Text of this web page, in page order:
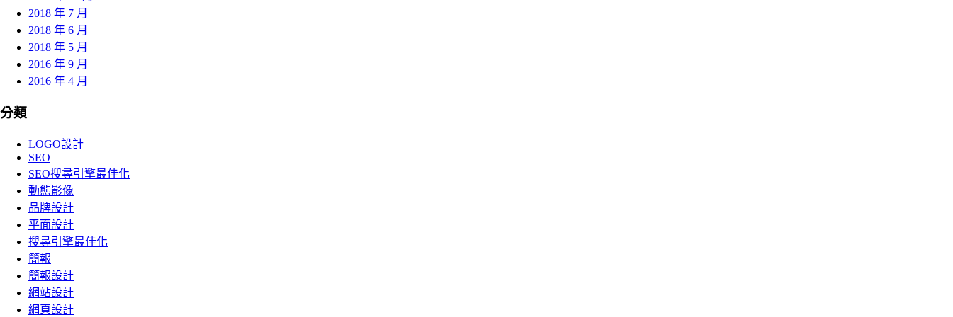
2018 年 7 月
2018 年 6 月
2018 年 5 月
2016 年 9 月
2016 年 4 月
分類
LOGO設計
SEO
SEO搜尋引擎最佳化
動態影像
品牌設計
平面設計
搜尋引擎最佳化
簡報
簡報設計
網站設計
網頁設計